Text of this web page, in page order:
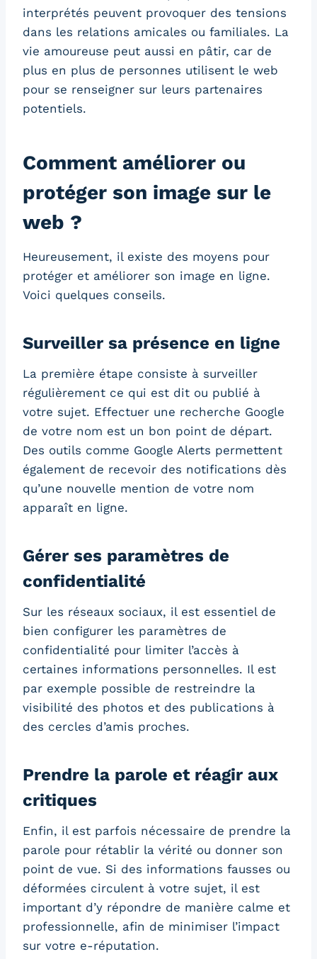
interprétés peuvent provoquer des tensions
dans les relations amicales ou familiales. La
vie amoureuse peut aussi en pâtir, car de
plus en plus de personnes utilisent le web
pour se renseigner sur leurs partenaires
potentiels.
Comment améliorer ou
protéger son image sur le
web ?
Heureusement, il existe des moyens pour
protéger et améliorer son image en ligne.
Voici quelques conseils.
Surveiller sa présence en ligne
La première étape consiste à surveiller
régulièrement ce qui est dit ou publié à
votre sujet. Effectuer une recherche Google
de votre nom est un bon point de départ.
Des outils comme Google Alerts permettent
également de recevoir des notifications dès
qu’une nouvelle mention de votre nom
apparaît en ligne.
Gérer ses paramètres de
confidentialité
Sur les réseaux sociaux, il est essentiel de
bien configurer les paramètres de
confidentialité pour limiter l’accès à
certaines informations personnelles. Il est
par exemple possible de restreindre la
visibilité des photos et des publications à
des cercles d’amis proches.
Prendre la parole et réagir aux
critiques
Enfin, il est parfois nécessaire de prendre la
parole pour rétablir la vérité ou donner son
point de vue. Si des informations fausses ou
déformées circulent à votre sujet, il est
important d’y répondre de manière calme et
professionnelle, afin de minimiser l’impact
sur votre e-réputation.